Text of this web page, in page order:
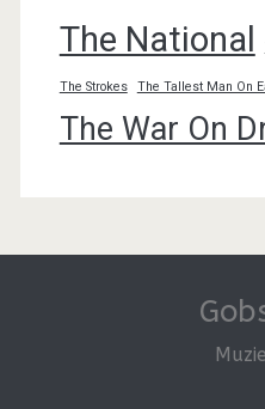
The National
The Strokes The Tallest Man On
The War On